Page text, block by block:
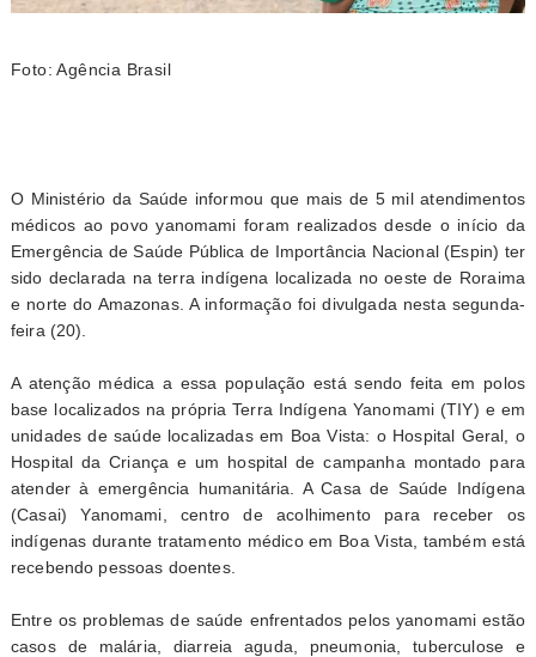
Foto: Agência Brasil
O Ministério da Saúde informou que mais de 5 mil atendimentos
médicos ao povo yanomami foram realizados desde o início da
Emergência de Saúde Pública de Importância Nacional (Espin) ter
sido declarada na terra indígena localizada no oeste de Roraima
e norte do Amazonas. A informação foi divulgada nesta segunda-
feira (20).
A atenção médica a essa população está sendo feita em polos
base localizados na própria Terra Indígena Yanomami (TIY) e em
unidades de saúde localizadas em Boa Vista: o Hospital Geral, o
Hospital da Criança e um hospital de campanha montado para
atender à emergência humanitária. A Casa de Saúde Indígena
(Casai) Yanomami, centro de acolhimento para receber os
indígenas durante tratamento médico em Boa Vista, também está
recebendo pessoas doentes.
Entre os problemas de saúde enfrentados pelos yanomami estão
casos de malária, diarreia aguda, pneumonia, tuberculose e